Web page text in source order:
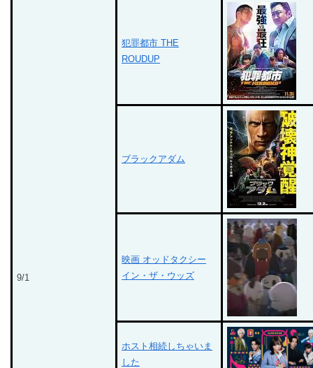
9/1
犯罪都市 THE
ROUDUP
ブラックアダム
映画 オッドタクシー
イン・ザ・ウッズ
ホスト相続しちゃいま
した